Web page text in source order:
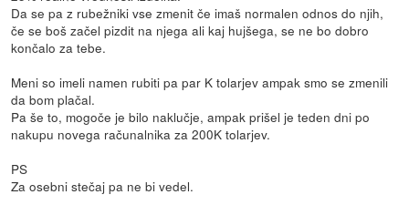
Da se pa z rubežniki vse zmenit če imaš normalen odnos do njih,
če se boš začel pizdit na njega ali kaj hujšega, se ne bo dobro
končalo za tebe.
Meni so imeli namen rubiti pa par K tolarjev ampak smo se zmenili
da bom plačal.
Pa še to, mogoče je bilo naklučje, ampak prišel je teden dni po
nakupu novega računalnika za 200K tolarjev.
PS
Za osebni stečaj pa ne bi vedel.